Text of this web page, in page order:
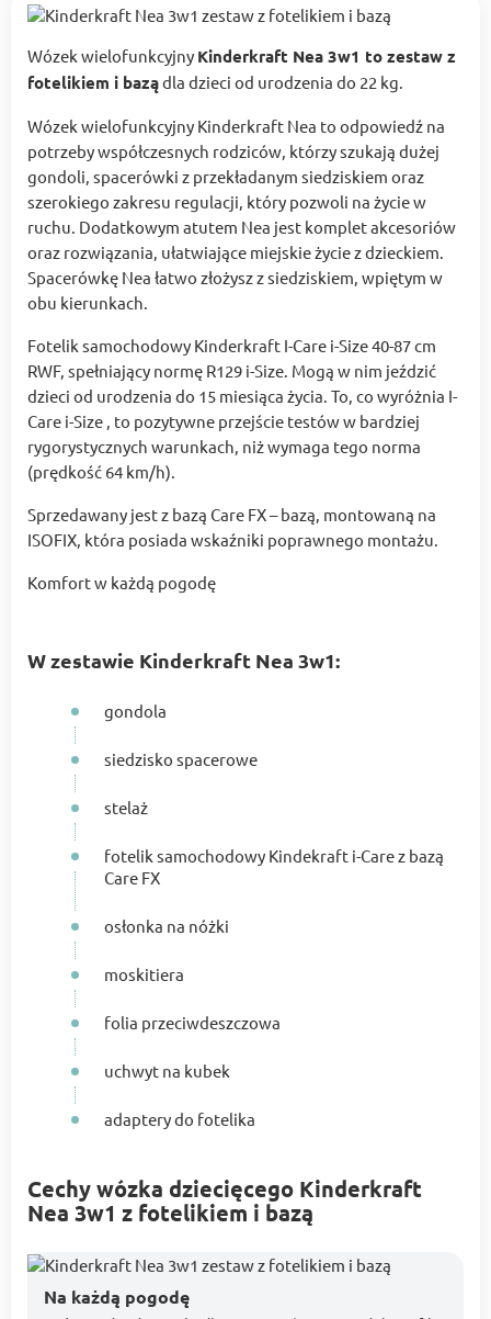
Wózek wielofunkcyjny Kinderkraft Nea 3w1 to zestaw z
fotelikiem i baządla dzieci od urodzenia do 22 kg.
Wózek wielofunkcyjny Kinderkraft Nea to odpowiedź na
potrzeby współczesnych rodziców, którzy szukają dużej
gondoli, spacerówki z przekładanym siedziskiem oraz
szerokiego zakresu regulacji, który pozwoli na życie w
ruchu. Dodatkowym atutem Nea jest komplet akcesoriów
oraz rozwiązania, ułatwiające miejskie życie z dzieckiem.
Spacerówkę Nea łatwo złożysz z siedziskiem, wpiętym w
obu kierunkach.
Fotelik samochodowy Kinderkraft I-Care i-Size 40-87 cm
RWF, spełniający normę R129 i-Size. Mogą w nim jeździć
dzieci od urodzenia do 15 miesiąca życia. To, co wyróżnia I-
Care i-Size , to pozytywne przejście testów w bardziej
rygorystycznych warunkach, niż wymaga tego norma
(prędkość 64 km/h).
Sprzedawany jest z bazą Care FX – bazą, montowaną na
ISOFIX, która posiada wskaźniki poprawnego montażu.
Komfort w każdą pogodę
W zestawie Kinderkraft Nea 3w1:
gondola
siedzisko spacerowe
stelaż
fotelik samochodowy Kindekraft i-Care z bazą
Care FX
osłonka na nóżki
moskitiera
folia przeciwdeszczowa
uchwyt na kubek
adaptery do fotelika
Cechy wózka dziecięcego Kinderkraft
Nea 3w1 z fotelikiem i bazą
Na każdą pogodę